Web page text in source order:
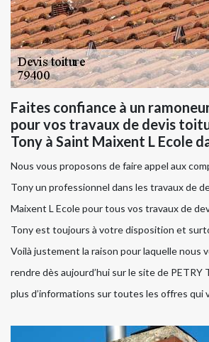
Faites confiance à un
pour vos travaux de devis
Tony à Saint Maixent L Ecole
Nous vous proposons de faire appel aux
Tony un professionnel dans les travaux de
Maixent L Ecole pour tous vos travaux de
Tony est toujours à votre disposition et
Voilà justement la raison pour laquelle nous
rendre dès aujourd’hui sur le site de PETRY
plus d’informations sur toutes les offres